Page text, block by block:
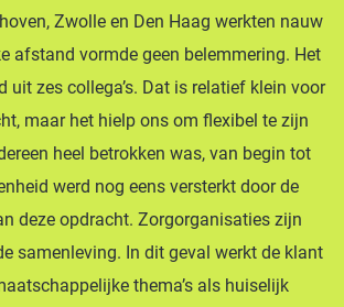
Zwolle en Den Haag werkten nauw
afstand vormde geen belemmering. Het
uit zes collega’s. Dat is relatief klein voor
maar het hielp ons om flexibel te zijn
heel betrokken was, van begin tot
werd nog eens versterkt door de
deze opdracht. Zorgorganisaties zijn
samenleving. In dit geval werkt de klant
thema’s als huiselijk